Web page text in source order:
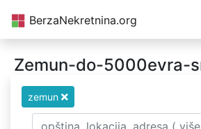
BerzaNekretnina.org
Zemun-do-5000evra-
zemun